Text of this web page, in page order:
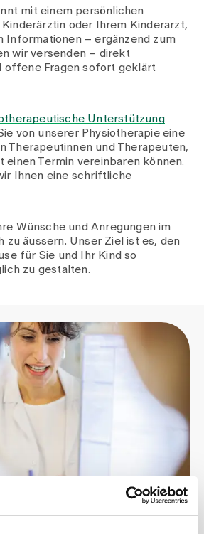
mit einem persönlichen
oder Ihrem Kinderarzt,
Informationen – ergänzend zum
wir versenden – direkt
offene Fragen sofort geklärt
Unterstützung
von unserer Physiotherapie eine
Therapeutinnen und Therapeuten,
einen Termin vereinbaren können.
Ihnen eine schriftliche
Wünsche und Anregungen im
zu äussern. Unser Ziel ist es, den
für Sie und Ihr Kind so
zu gestalten.